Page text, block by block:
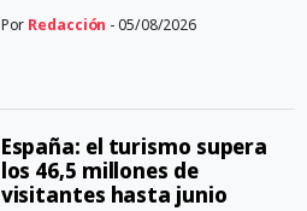
Por Redacción - 05/08/2026
España: el turismo supera
los 46,5 millones de
visitantes hasta junio